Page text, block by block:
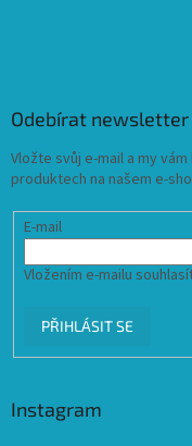
Odebírat newsletter
Vložte svůj e-mail a my
produktech na našem e-
E-mail
Vložením e-mailu
PŘIHLÁSIT SE
Instagram